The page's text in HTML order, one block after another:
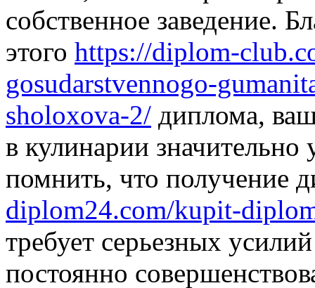
собственное заведение.
этого https://diplom-
gosudarstvennogo-
sholoxova-2/ диплома,
в кулинарии
помнить, что получение
diplom24.com/kupit-
требует серьезных
постоянно